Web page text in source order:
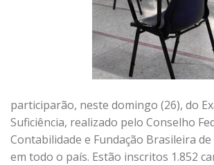
participarão, neste domingo (26), do
Suficiência, realizado pelo Conselho
Contabilidade e Fundação Brasileira
em todo o país. Estão inscritos 1.852